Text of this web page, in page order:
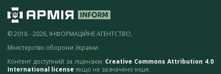
© 2018 - 2026, ІНФОРМАЦІЙНЕ АГЕНТСТВО,
Міністерство оборони України
Контент доступний за ліцензією Creative Commons Attribution 4.0
International license якщо не зазначено інше.